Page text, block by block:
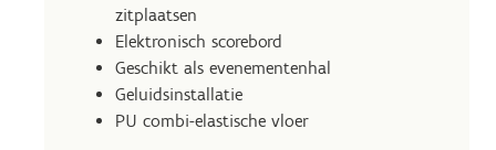
zitplaatsen
Elektronisch scorebord
Geschikt als evenementenhal
Geluidsinstallatie
PU combi-elastische vloer